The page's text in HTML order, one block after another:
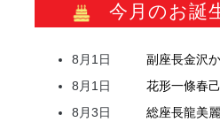
今月のお誕
8月1日 副座長金沢
8月1日
花形一條春己
8月3日
総座長龍美麗